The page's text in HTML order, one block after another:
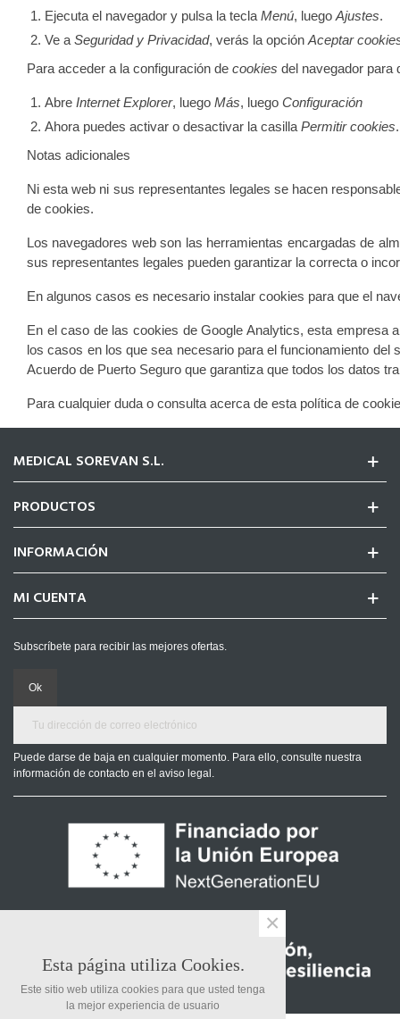
Ejecuta el navegador y pulsa la tecla Menú, luego Ajustes.
Ve a Seguridad y Privacidad, verás la opción Aceptar
Para acceder a la configuración de cookies del navegador
Abre Internet Explorer, luego Más, luego Configuración
Ahora puedes activar o desactivar la casilla Permitir cookies.
Notas adicionales
Ni esta web ni sus representantes legales se hacen
de cookies.
Los navegadores web son las herramientas encargadas de
sus representantes legales pueden garantizar la correcta o
En algunos casos es necesario instalar cookies para que el
En el caso de las cookies de Google Analytics, esta
los casos en los que sea necesario para el funcionamiento
Acuerdo de Puerto Seguro que garantiza que todos los datos
Para cualquier duda o consulta acerca de esta política de
MEDICAL SOREVAN S.L.
PRODUCTOS
INFORMACIÓN
MI CUENTA
Subscríbete para recibir las mejores ofertas.
Puede darse de baja en cualquier momento. Para ello, consulte nuestra
información de contacto en el aviso legal.
Esta página utiliza Cookies.
Este sitio web utiliza cookies para que usted tenga
la mejor experiencia de usuario
×